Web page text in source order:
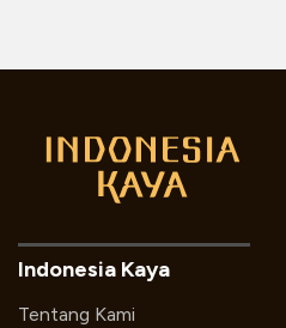
Indonesia Kaya
Tentang Kami